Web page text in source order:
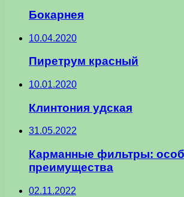
Бокарнея
10.04.2020
Пиретрум красный
10.01.2020
Клинтония удская
31.05.2022
Карманные фильтры:
преимущества
02.11.2022